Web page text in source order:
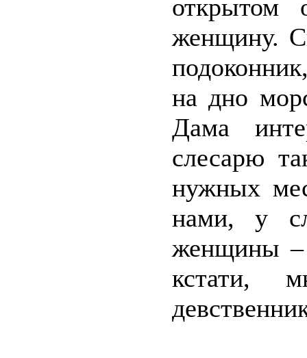
открытом
женщину.
на дно
Дама
слесарю
нужных
нами, у
женщины –
кстати,